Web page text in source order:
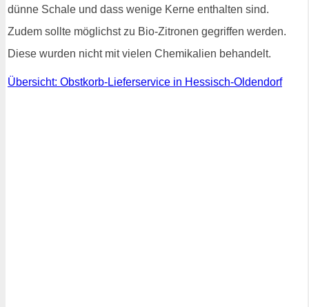
dünne Schale und dass wenige Kerne enthalten sind.
Zudem sollte möglichst zu Bio-Zitronen gegriffen werden.
Diese wurden nicht mit vielen Chemikalien behandelt.
Übersicht: Obstkorb-Lieferservice in Hessisch-Oldendorf